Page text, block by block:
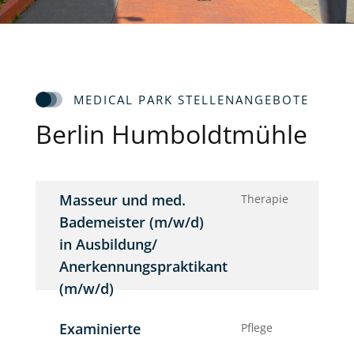
MEDICAL PARK STELLENANGEBOTE
Berlin Humboldtmühle
Masseur und med.
Bademeister (m/w/d)
in Ausbildung/
Anerkennungspraktikant
(m/w/d)
Therapie
Examinierte
Pflege